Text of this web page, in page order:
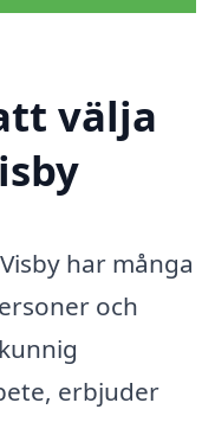
välja
har många
och
erbjuder